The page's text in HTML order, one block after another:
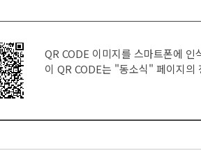
QR CODE 이미지를 스마트폰에
이 QR CODE는 "동소식" 페이지의